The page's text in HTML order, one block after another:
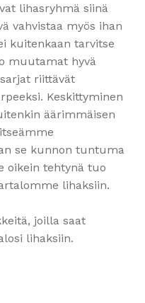
lihasryhmä siinä
vahvistaa myös ihan
kuitenkaan tarvitse
muutamat hyvä
riittävät
Keskittyminen
äärimmäisen
se kunnon tuntuma
oikein tehtynä tuo
lihaksiin.
joilla saat
lihaksiin.